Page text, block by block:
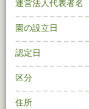
運営法人代表者名
園の設立日
認定日
区分
住所